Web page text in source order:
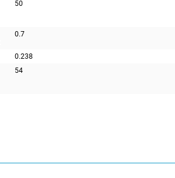
50
0.7
0.238
54